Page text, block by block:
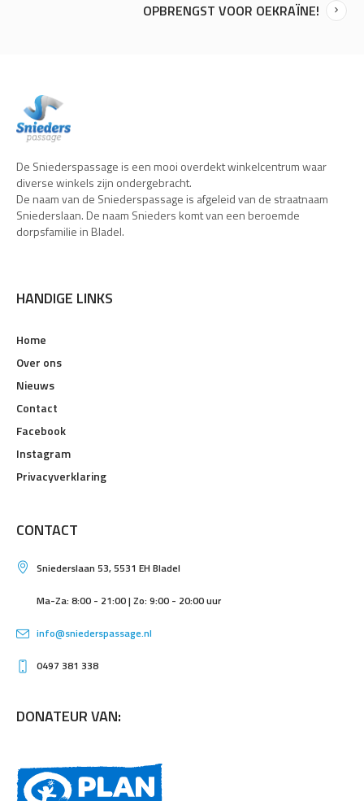
OPBRENGST VOOR OEKRAÏNE!
De Sniederspassage is een mooi overdekt winkelcentrum waar
diverse winkels zijn ondergebracht.
De naam van de Sniederspassage is afgeleid van de straatnaam
Sniederslaan. De naam Snieders komt van een beroemde
dorpsfamilie in Bladel.
HANDIGE LINKS
Home
Over ons
Nieuws
Contact
Facebook
Instagram
Privacyverklaring
CONTACT
Sniederslaan 53, 5531 EH Bladel
Ma-Za: 8:00 - 21:00 | Zo: 9:00 - 20:00 uur
info@sniederspassage.nl
0497 381 338
DONATEUR VAN: